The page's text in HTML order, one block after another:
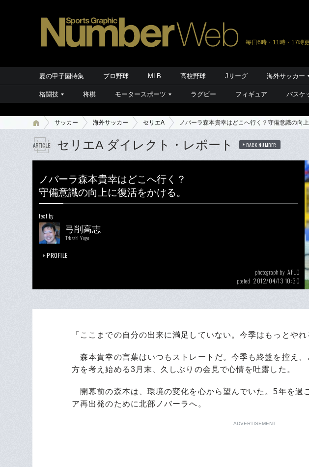
毎日6時・11時・17時
夏の甲子園特集 プロ野球 MLB 高校野球 Jリーグ 海外サッカー
格闘技 将棋 モータースポーツ ラグビー フィギュア バスケ
サッカー 海外サッカー セリエA ノバーラ森本貴幸はどこへ行く？守備意識の向上
セリエA ダイレクト・レポート BACK NUMBER
ノバーラ森本貴幸はどこへ行く？
守備意識の向上に復活をかける。
text by
弓削高志
Takashi Yuge
PROFILE
photograph by AFLO
posted 2012/04/13 10:30
「ここまでの自分の出来に満足していない。今季はもっとやれ
森本貴幸の言葉はいつもストレートだ。今季も終盤を控え、
方を考え始める3月末、久しぶりの会見で心情を吐露した。
開幕前の森本は、環境の変化を心から望んでいた。5年を過
ア再出発のために北部ノバーラへ。
ADVERTISEMENT